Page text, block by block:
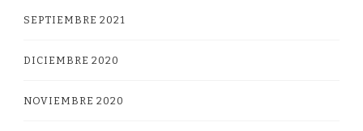
SEPTIEMBRE 2021
DICIEMBRE 2020
NOVIEMBRE 2020